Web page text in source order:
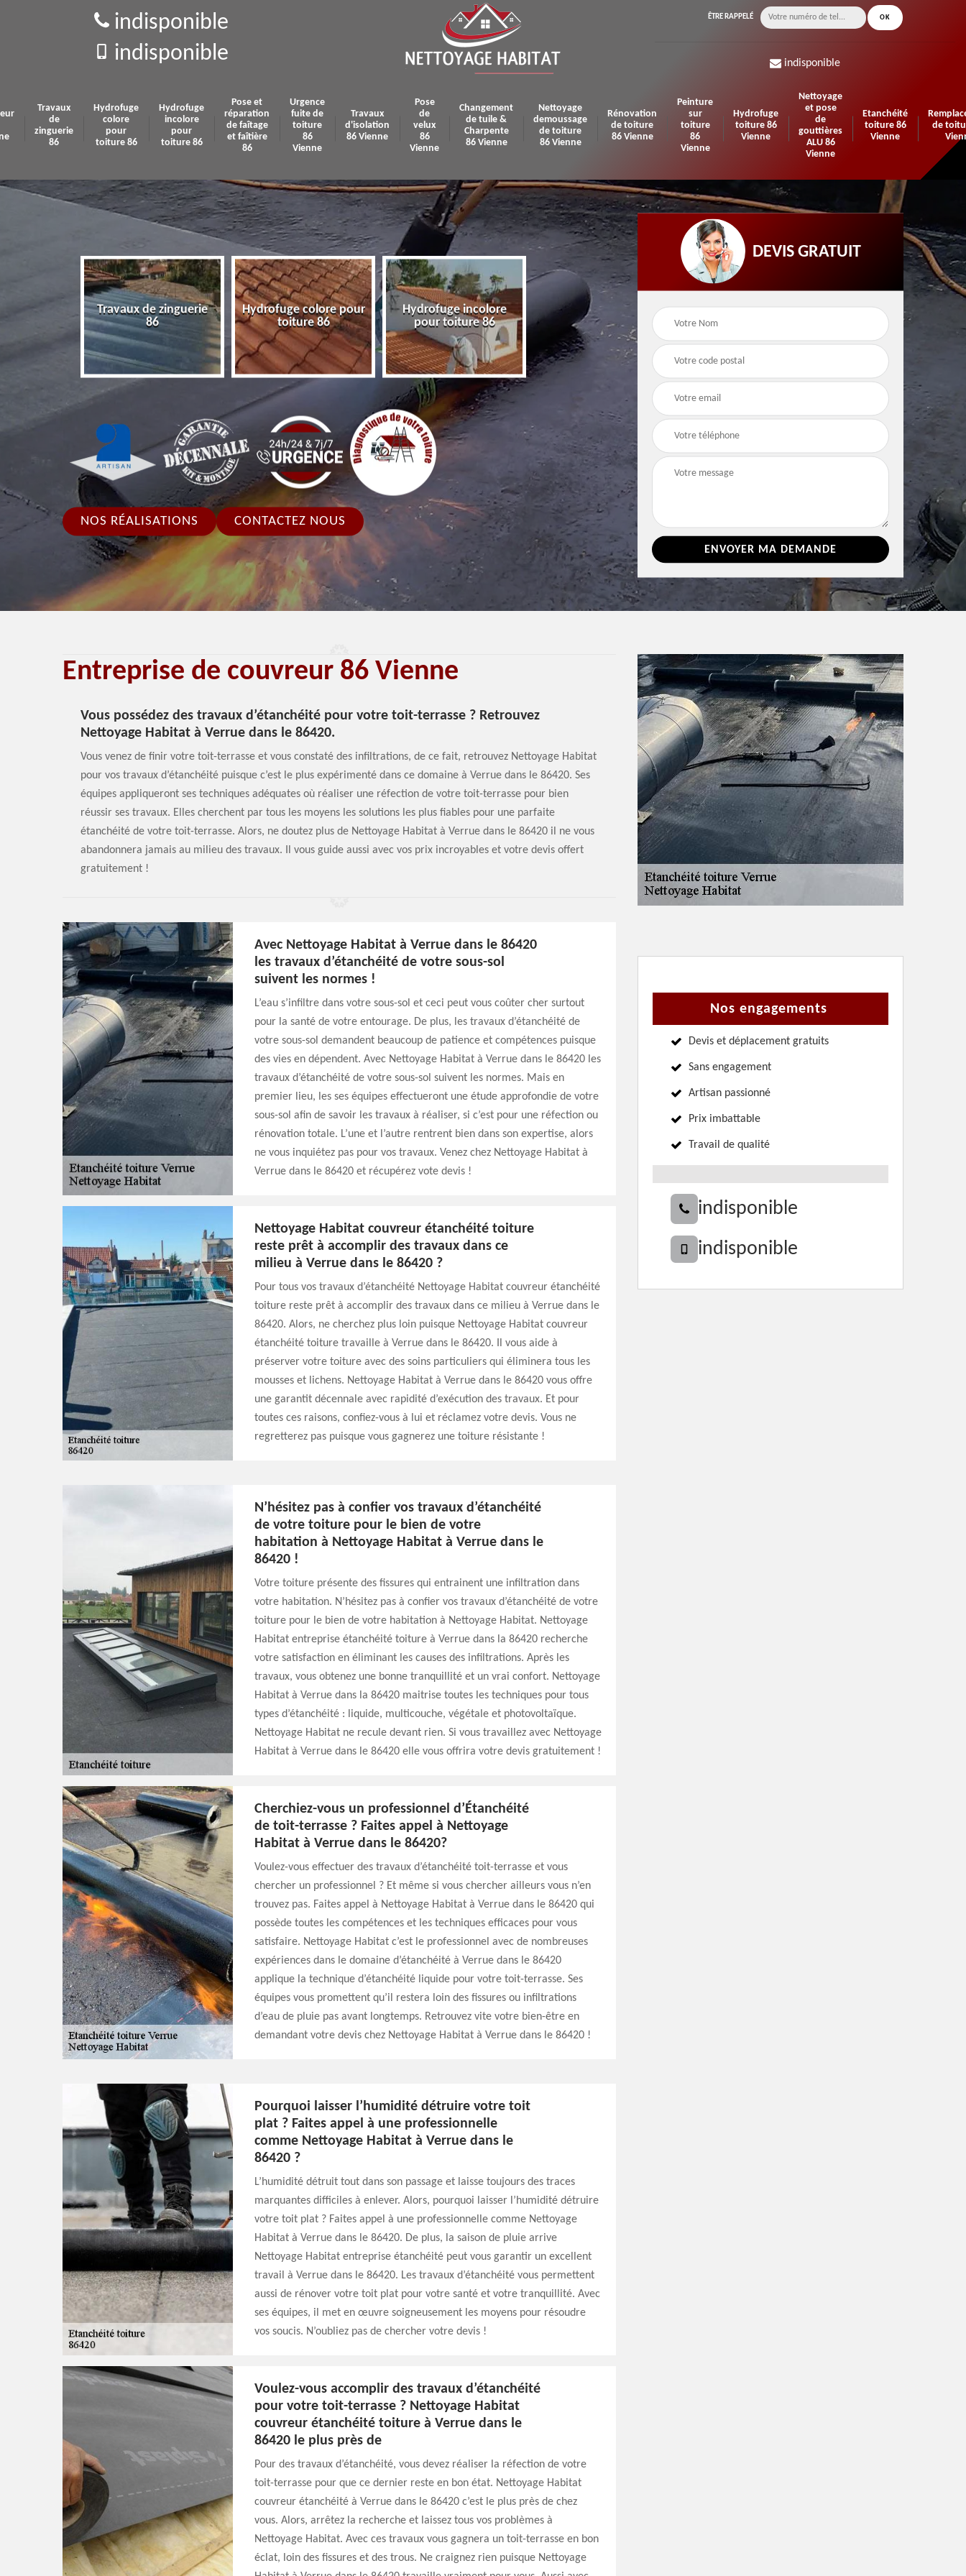
indisponible
indisponible
ÊTRE RAPPELÉ
indisponible
Travaux
de
zinguerie
86
Hydrofuge
colore
pour
toiture 86
Hydrofuge
incolore
pour
toiture 86
Pose et
réparation
de faîtage
et faîtière
86
Urgence
fuite de
toiture
86
Vienne
Travaux
d'isolation
86 Vienne
Pose
de
velux
86
Vienne
Changement
de tuile &
Charpente
86 Vienne
Nettoyage
demoussage
de toiture
86 Vienne
Rénovation
de toiture
86 Vienne
Peinture
sur
toiture
86
Vienne
Hydrofuge
toiture 86
Vienne
Nettoyage
et pose
de
gouttières
ALU 86
Vienne
Etanchéité
toiture 86
Vienne
de
de zinguerie
Hydrofuge colore pour
toiture 86
Hydrofuge incolore
pour toiture 86
Pose et réparation de
faîtage et faîtière 86
Urgence fuite de
toiture 86 Vienne
Travaux d'isolation 86
Pose de velux
Vienne
NOS RÉALISATIONS CONTACTEZ NOUS
DEVIS GRATUIT
Entreprise de couvreur 86 Vienne
Vous possédez des travaux d’étanchéité pour votre toit-terrasse ? Retrouvez
Nettoyage Habitat à Verrue dans le 86420.
Vous venez de finir votre toit-terrasse et vous constaté des infiltrations, de ce fait, retrouvez Nettoyage Habitat
pour vos travaux d’étanchéité puisque c’est le plus expérimenté dans ce domaine à Verrue dans le 86420. Ses
équipes appliqueront ses techniques adéquates où réaliser une réfection de votre toit-terrasse pour bien
réussir ses travaux. Elles cherchent par tous les moyens les solutions les plus fiables pour une parfaite
étanchéité de votre toit-terrasse. Alors, ne doutez plus de Nettoyage Habitat à Verrue dans le 86420 il ne vous
abandonnera jamais au milieu des travaux. Il vous guide aussi avec vos prix incroyables et votre devis offert
gratuitement !
Avec Nettoyage Habitat à Verrue dans le 86420
les travaux d’étanchéité de votre sous-sol
suivent les normes !
L’eau s’infiltre dans votre sous-sol et ceci peut vous coûter cher surtout
pour la santé de votre entourage. De plus, les travaux d’étanchéité de
votre sous-sol demandent beaucoup de patience et compétences puisque
des vies en dépendent. Avec Nettoyage Habitat à Verrue dans le 86420 les
travaux d’étanchéité de votre sous-sol suivent les normes. Mais en
premier lieu, les ses équipes effectueront une étude approfondie de votre
sous-sol afin de savoir les travaux à réaliser, si c’est pour une réfection ou
rénovation totale. L’une et l’autre rentrent bien dans son expertise, alors
ne vous inquiétez pas pour vos travaux. Venez chez Nettoyage Habitat à
Verrue dans le 86420 et récupérez vote devis !
Nettoyage Habitat couvreur étanchéité toiture
reste prêt à accomplir des travaux dans ce
milieu à Verrue dans le 86420 ?
Pour tous vos travaux d’étanchéité Nettoyage Habitat couvreur étanchéité
toiture reste prêt à accomplir des travaux dans ce milieu à Verrue dans le
86420. Alors, ne cherchez plus loin puisque Nettoyage Habitat couvreur
étanchéité toiture travaille à Verrue dans le 86420. Il vous aide à
préserver votre toiture avec des soins particuliers qui éliminera tous les
mousses et lichens. Nettoyage Habitat à Verrue dans le 86420 vous offre
une garantit décennale avec rapidité d’exécution des travaux. Et pour
toutes ces raisons, confiez-vous à lui et réclamez votre devis. Vous ne
regretterez pas puisque vous gagnerez une toiture résistante !
N’hésitez pas à confier vos travaux d’étanchéité
de votre toiture pour le bien de votre
habitation à Nettoyage Habitat à Verrue dans le
86420 !
Votre toiture présente des fissures qui entrainent une infiltration dans
votre habitation. N’hésitez pas à confier vos travaux d’étanchéité de votre
toiture pour le bien de votre habitation à Nettoyage Habitat. Nettoyage
Habitat entreprise étanchéité toiture à Verrue dans la 86420 recherche
votre satisfaction en éliminant les causes des infiltrations. Après les
travaux, vous obtenez une bonne tranquillité et un vrai confort. Nettoyage
Habitat à Verrue dans la 86420 maitrise toutes les techniques pour tous
types d’étanchéité : liquide, multicouche, végétale et photovoltaïque.
Nettoyage Habitat ne recule devant rien. Si vous travaillez avec Nettoyage
Habitat à Verrue dans le 86420 elle vous offrira votre devis gratuitement !
Cherchiez-vous un professionnel d’Étanchéité
de toit-terrasse ? Faites appel à Nettoyage
Habitat à Verrue dans le 86420?
Voulez-vous effectuer des travaux d’étanchéité toit-terrasse et vous
chercher un professionnel ? Et même si vous chercher ailleurs vous n’en
trouvez pas. Faites appel à Nettoyage Habitat à Verrue dans le 86420 qui
possède toutes les compétences et les techniques efficaces pour vous
satisfaire. Nettoyage Habitat c’est le professionnel avec de nombreuses
expériences dans le domaine d’étanchéité à Verrue dans le 86420
applique la technique d’étanchéité liquide pour votre toit-terrasse. Ses
équipes vous promettent qu’il restera loin des fissures ou infiltrations
d’eau de pluie pas avant longtemps. Retrouvez vite votre bien-être en
demandant votre devis chez Nettoyage Habitat à Verrue dans le 86420 !
Pourquoi laisser l’humidité détruire votre toit
plat ? Faites appel à une professionnelle
comme Nettoyage Habitat à Verrue dans le
86420 ?
L’humidité détruit tout dans son passage et laisse toujours des traces
marquantes difficiles à enlever. Alors, pourquoi laisser l’humidité détruire
votre toit plat ? Faites appel à une professionnelle comme Nettoyage
Habitat à Verrue dans le 86420. De plus, la saison de pluie arrive
Nettoyage Habitat entreprise étanchéité peut vous garantir un excellent
travail à Verrue dans le 86420. Les travaux d’étanchéité vous permettent
aussi de rénover votre toit plat pour votre santé et votre tranquillité. Avec
ses équipes, il met en œuvre soigneusement les moyens pour résoudre
vos soucis. N’oubliez pas de chercher votre devis !
Voulez-vous accomplir des travaux d’étanchéité
pour votre toit-terrasse ? Nettoyage Habitat
couvreur étanchéité toiture à Verrue dans le
86420 le plus près de
Pour des travaux d’étanchéité, vous devez réaliser la réfection de votre
toit-terrasse pour que ce dernier reste en bon état. Nettoyage Habitat
couvreur étanchéité à Verrue dans le 86420 c’est le plus près de chez
vous. Alors, arrêtez la recherche et laissez tous vos problèmes à
Nettoyage Habitat. Avec ces travaux vous gagnera un toit-terrasse en bon
éclat, loin des fissures et des trous. Ne craignez rien puisque Nettoyage
Nos engagements
Devis et déplacement gratuits
Sans engagement
Artisan passionné
Prix imbattable
Travail de qualité
indisponible
indisponible